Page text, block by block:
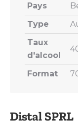
Distal SPRL
Pays
Type
Taux
d'alcool
Format